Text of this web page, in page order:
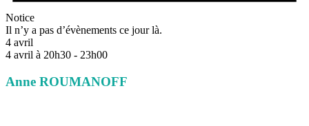
Notice
Il n’y a pas d’évènements ce jour là.
4 avril
4 avril à 20h30 - 23h00
Anne ROUMANOFF